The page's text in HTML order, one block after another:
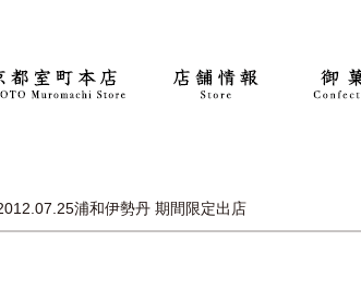
浦和伊勢丹 期間限定出店